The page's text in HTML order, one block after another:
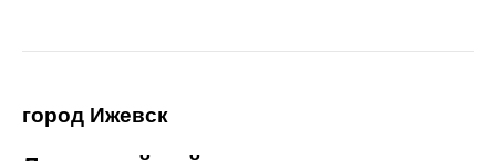
город Ижевск